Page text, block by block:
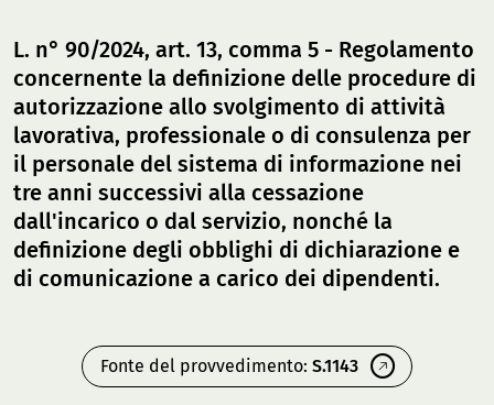
L. n° 90/2024, art. 13, comma 5 - Regolamento
concernente la definizione delle procedure di
autorizzazione allo svolgimento di attività
lavorativa, professionale o di consulenza per
il personale del sistema di informazione nei
tre anni successivi alla cessazione
dall'incarico o dal servizio, nonché la
definizione degli obblighi di dichiarazione e
di comunicazione a carico dei dipendenti.
Fonte del provvedimento: S.1143